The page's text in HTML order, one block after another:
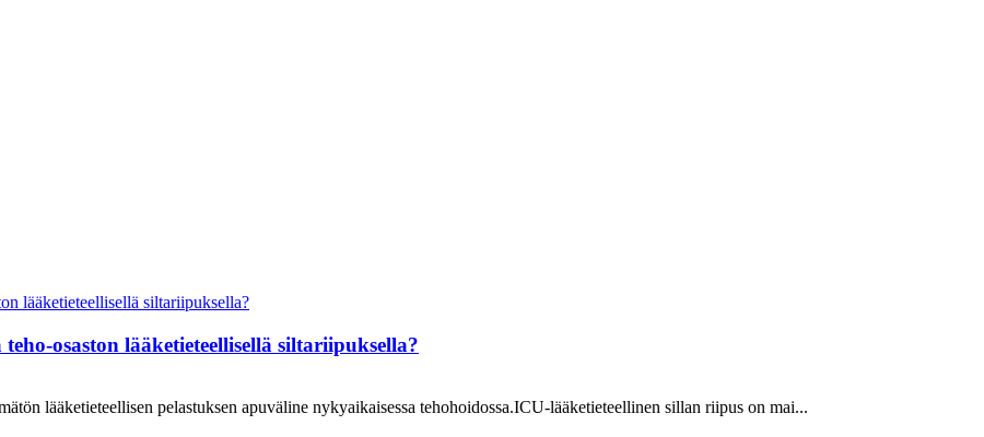
osaston lääketieteellisellä siltariipuksella?
lääketieteellisen pelastuksen apuväline nykyaikaisessa tehohoidossa.ICU-lääketieteellinen sillan riipus on mai...